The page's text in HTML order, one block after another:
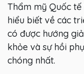
Thẩm mỹ Quốc
hiểu biết về các
có được hướng
khỏe và sự hồi
chóng nhất.